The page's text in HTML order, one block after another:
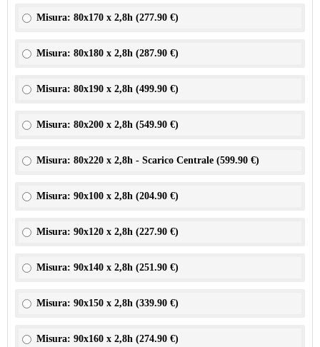
Misura: 80x170 x 2,8h (277.90 €)
Misura: 80x180 x 2,8h (287.90 €)
Misura: 80x190 x 2,8h (499.90 €)
Misura: 80x200 x 2,8h (549.90 €)
Misura: 80x220 x 2,8h - Scarico Centrale (599.90 €)
Misura: 90x100 x 2,8h (204.90 €)
Misura: 90x120 x 2,8h (227.90 €)
Misura: 90x140 x 2,8h (251.90 €)
Misura: 90x150 x 2,8h (339.90 €)
Misura: 90x160 x 2,8h (274.90 €)